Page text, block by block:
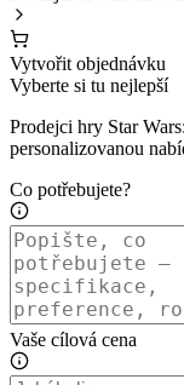
Vytvořit objednávku
Vyberte si tu nejlepší
Prodejci hry Star
personalizovanou
Co potřebujete?
Vaše cílová cena